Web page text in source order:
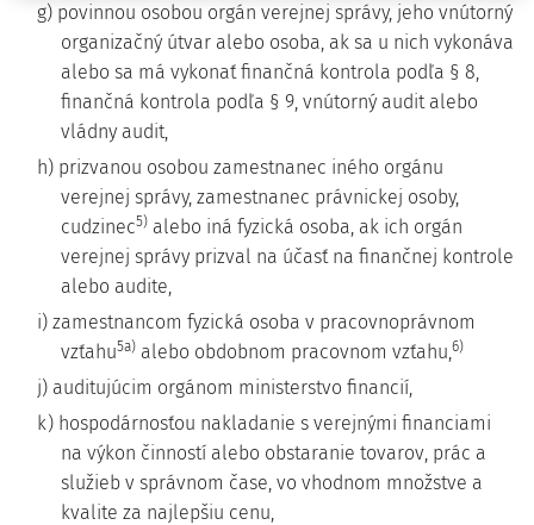
g) povinnou osobou orgán verejnej správy, jeho vnútorný
organizačný útvar alebo osoba, ak sa u nich vykonáva
alebo sa má vykonať finančná kontrola podľa § 8,
finančná kontrola podľa § 9, vnútorný audit alebo
vládny audit,
h) prizvanou osobou zamestnanec iného orgánu
verejnej správy, zamestnanec právnickej osoby,
cudzinec5) alebo iná fyzická osoba, ak ich orgán
verejnej správy prizval na účasť na finančnej kontrole
alebo audite,
i) zamestnancom fyzická osoba v pracovnoprávnom
vzťahu5a) alebo obdobnom pracovnom vzťahu,6)
j) auditujúcim orgánom ministerstvo financií,
k) hospodárnosťou nakladanie s verejnými financiami
na výkon činností alebo obstaranie tovarov, prác a
služieb v správnom čase, vo vhodnom množstve a
kvalite za najlepšiu cenu,